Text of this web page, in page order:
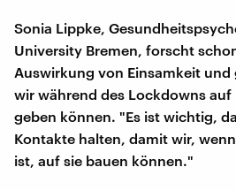
Sonia Lippke,
University Bremen, forscht
Auswirkung von Einsamkeit und
wir während des Lockdowns auf
geben können. "Es ist wichtig,
Kontakte halten, damit wir,
ist, auf sie bauen können."